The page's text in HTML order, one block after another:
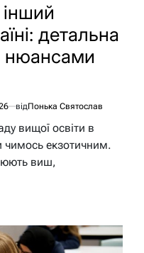
детальна
нюансами
відПонька Святослав
вищої освіти в
чимось екзотичним.
виш,